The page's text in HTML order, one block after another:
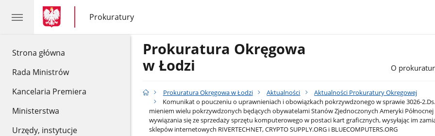
Strona główna
Rada Ministrów
Kancelaria Premiera
Ministerstwa
Urzędy, instytucje
gov.pl
gov.pl
Prokuratury
gov.pl
Prokuratury
Prokuratura Okręgowa
w Łodzi
O
Prokuratura Okręgowa w Łodzi Aktualności
Aktualności Prokuratury Okręgowej
Komunikat o pouczeniu o uprawnieniach i obowiązkach pokrzywdzonego w sprawie 3026-
mieniem wielu pokrzywdzonych będących obywatelami Stanów Zjednoczonych Ameryki
wywiązania się ze sprzedaży sprzętu komputerowego w postaci kart graficznych, wysyłając im
sklepów internetowych RIVERTECHNET, CRYPTO SUPPLY.ORG i BLUECOMPUTERS.ORG